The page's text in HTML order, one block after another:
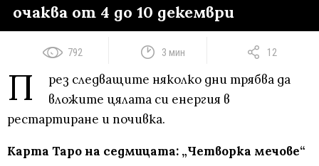
очаква от 4 до 10 декември
792 3 мин 12
П
рез следващите няколко дни трябва да
вложите цялата си енергия в
рестартиране и почивка.
Карта Таро на седмицата: „Четворка мечове“